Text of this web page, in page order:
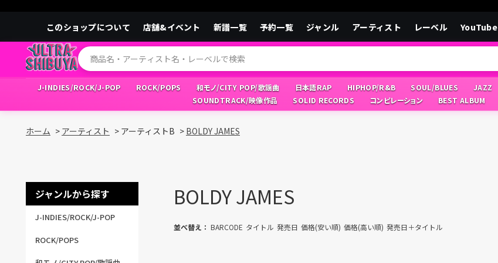
このショップについて 店舗&イベント 新譜一覧 予約一覧 ジャンル アーティスト レーベル YouTube
J-INDIES/ROCK/J-POP ROCK/POPS 和モノ/CITY POP/歌謡曲 日本語RAP HIPHOP/R&B SOUL/BLUES JAZZ
SOUNDTRACK/映像作品
SOLID RECORDS コンピレーション BEST ALBUM
ホーム > アーティスト > アーティストB > BOLDY JAMES
ジャンルから探す
J-INDIES/ROCK/J-POP
ROCK/POPS
BOLDY JAMES
並べ替え： BARCODE タイトル 発売日 価格(安い順) 価格(高い順) 発売日＋タイトル